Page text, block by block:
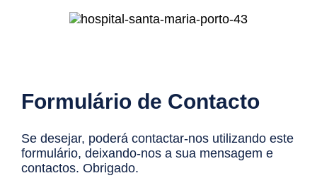
Formulário de Contacto
Se desejar, poderá contactar-nos utilizando este
formulário, deixando-nos a sua mensagem e
contactos. Obrigado.